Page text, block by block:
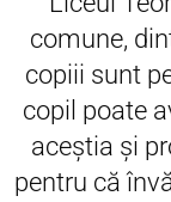
comune,
copiii sunt
copil poate
aceștia și
pentru că